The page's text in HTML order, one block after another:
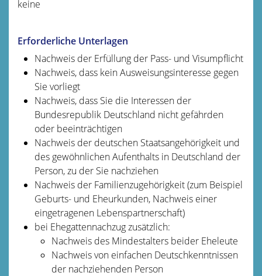
keine
Erforderliche Unterlagen
Nachweis der Erfüllung der Pass- und Visumpflicht
Nachweis, dass kein Ausweisungsinteresse gegen
Sie vorliegt
Nachweis, dass Sie die Interessen der
Bundesrepublik Deutschland nicht gefährden
oder beeinträchtigen
Nachweis der deutschen Staatsangehörigkeit und
des gewöhnlichen Aufenthalts in Deutschland der
Person, zu der Sie nachziehen
Nachweis der Familienzugehörigkeit (zum Beispiel
Geburts- und Eheurkunden, Nachweis einer
eingetragenen Lebenspartnerschaft)
bei Ehegattennachzug zusätzlich:
Nachweis des Mindestalters beider Eheleute
Nachweis von einfachen Deutschkenntnissen
der nachziehenden Person